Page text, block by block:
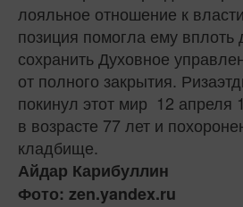
лояльное отношение к
позиция помогла ему вплоть
сохранить Духовное
от полного закрытия.
покинул этот мир 12 апреля
в возрасте 77 лет и
кладбище.
Айдар Карибуллин
Фото: zen.yandex.ru